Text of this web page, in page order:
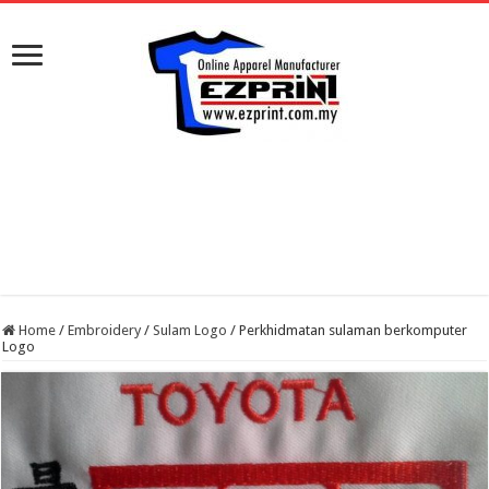
Home / Embroidery / Sulam Logo / Perkhidmatan sulaman berkomputer
Logo